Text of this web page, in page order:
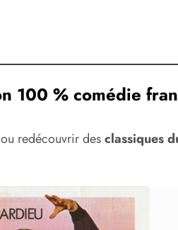
100 % comédie
redécouvrir desclassiques